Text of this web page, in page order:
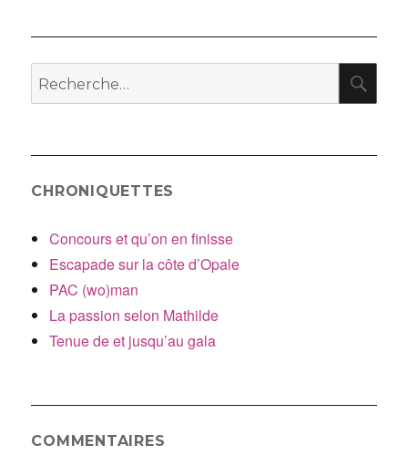
l’article
Recherche
pour
CHRONIQUETTES
Concours et qu’on en finisse
Escapade sur la côte d’Opale
PAC (wo)man
La passion selon Mathilde
Tenue de et jusqu’au gala
COMMENTAIRES